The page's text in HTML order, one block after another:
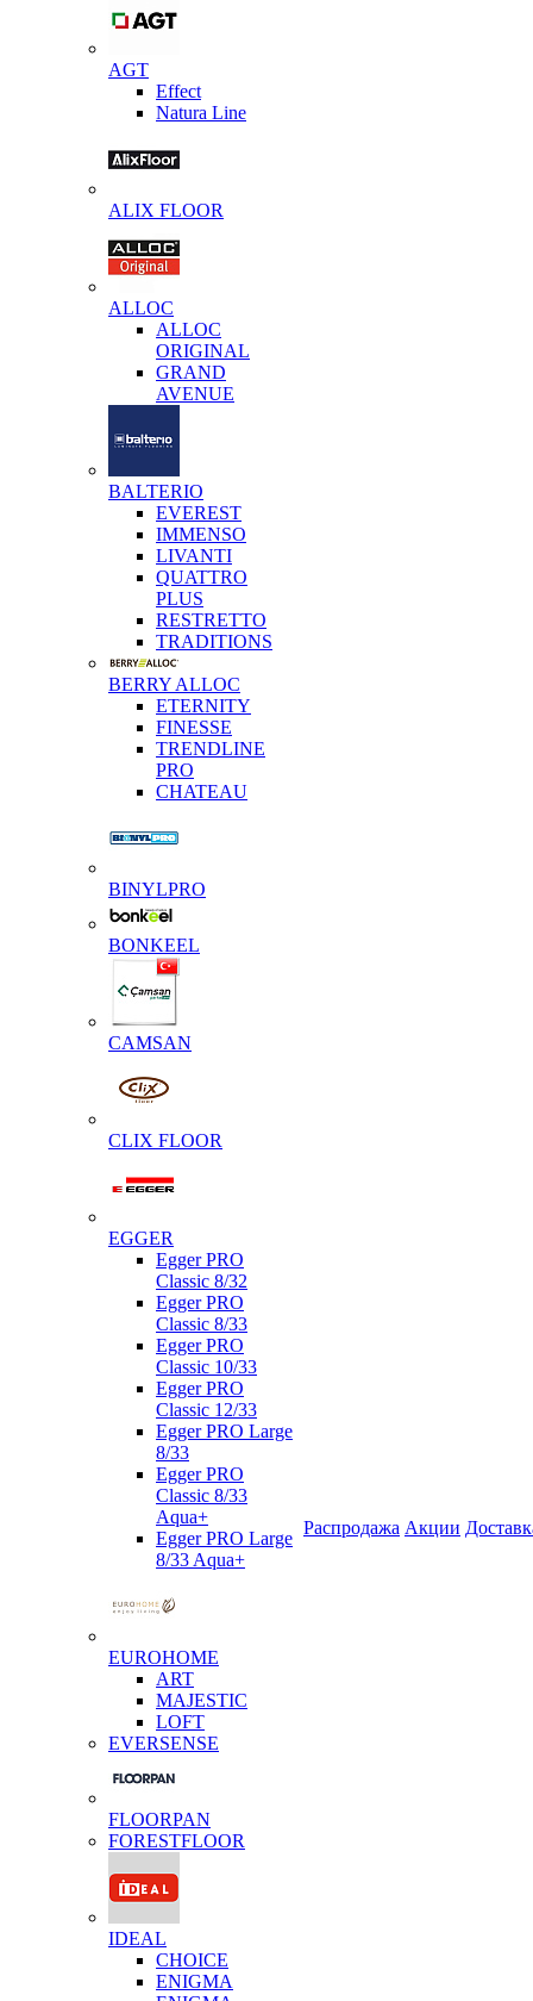
AGT
Effect
Natura Line
ALIX FLOOR
ALLOC
ALLOC
ORIGINAL
GRAND
AVENUE
BALTERIO
EVEREST
IMMENSO
LIVANTI
QUATTRO
PLUS
RESTRETTO
TRADITIONS
BERRY ALLOC
ETERNITY
FINESSE
TRENDLINE
PRO
CHATEAU
BINYLPRO
BONKEEL
CAMSAN
CLIX FLOOR
EGGER
Egger PRO
Classic 8/32
Egger PRO
Classic 8/33
Egger PRO
Classic 10/33
Egger PRO
Classic 12/33
Egger PRO Large
8/33
Egger PRO
Classic 8/33
Aqua+
Egger PRO Large
8/33 Aqua+
EUROHOME
ART
MAJESTIC
LOFT
EVERSENSE
FLOORPAN
FORESTFLOOR
IDEAL
CHOICE
ENIGMA
Распродажа Акции